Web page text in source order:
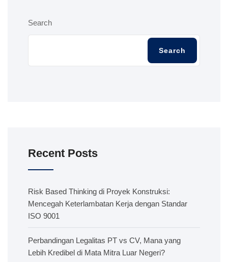
Search
Search
Recent Posts
Risk Based Thinking di Proyek Konstruksi:
Mencegah Keterlambatan Kerja dengan Standar
ISO 9001
Perbandingan Legalitas PT vs CV, Mana yang
Lebih Kredibel di Mata Mitra Luar Negeri?